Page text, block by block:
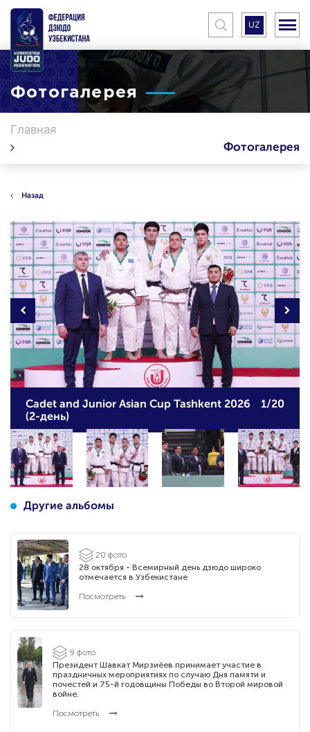
UZ
Фотогалерея
Главная
Фотогалерея
Назад
Cadet and Junior Asian Cup Tashkent 2026
(2-день)
1/20
Другие альбомы
20 фото
28 октября - Всемирный день дзюдо широко
отмечается в Узбекистане
Посмотреть
9 фото
Президент Шавкат Мирзиёев принимает участие в
праздничных мероприятиях по случаю Дня памяти и
почестей и 75-й годовщины Победы во Второй мировой
войне.
Посмотреть